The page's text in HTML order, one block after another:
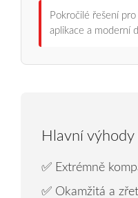
Pokročilé řešení
aplikace a moderní
Hlavní výhody
✅ Extrémně
✅ Okamžitá a